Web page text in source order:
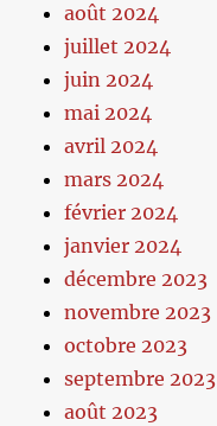
août 2024
juillet 2024
juin 2024
mai 2024
avril 2024
mars 2024
février 2024
janvier 2024
décembre 2023
novembre 2023
octobre 2023
septembre 2023
août 2023